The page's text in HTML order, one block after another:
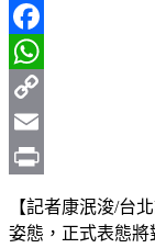
Line
Facebook
WhatsApp
Copy
Link
Email
【記者康泯浚/台
姿態，正式表態